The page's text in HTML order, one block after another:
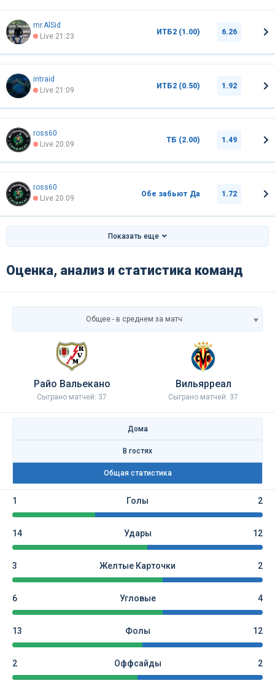
mr.AlSid
Live 21:23
ИТБ2 (1.00) 6.26
intraid
Live 21:09
ИТБ2 (0.50) 1.92
ross60
Live 20:09
ТБ (2.00) 1.49
ross60
Live 20:09
Обе забьют Да 1.72
Показать еще
Оценка, анализ и статистика команд
Райо Вальекано
Сыграно матчей: 37
Общее - в среднем за матч
Вильярреал
Сыграно матчей: 37
Дома
В гостях
Общая статистика
1 Голы 2
14 Удары 12
3 Желтые Карточки 2
6 Угловые 4
13 Фолы 12
2 Оффсайды 2